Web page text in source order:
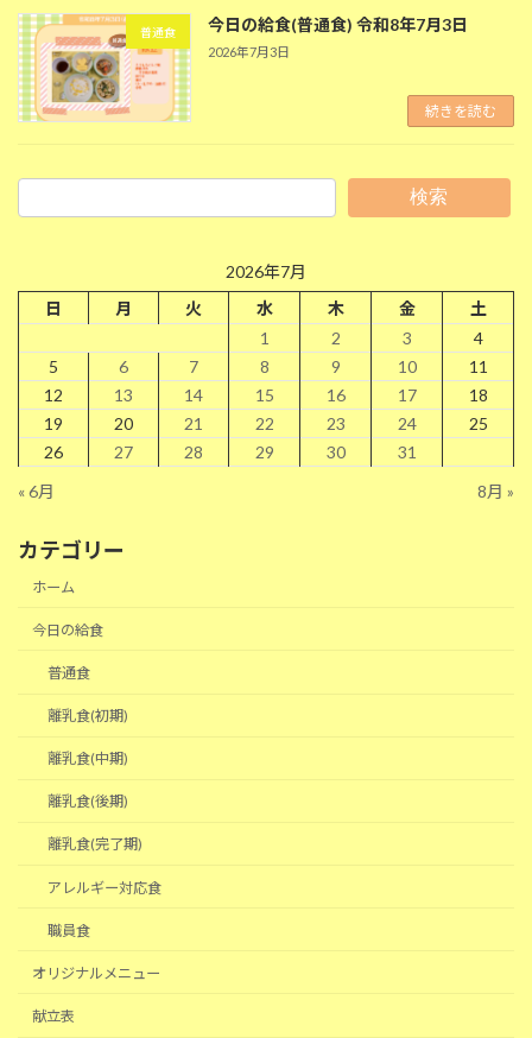
普通食 今日の給食(普通食) 令和8年7月3日
2026年7月3日
続きを読む
検索
2026年7月
日
月 火 水 木 金
土
1
2 3
4
5
6 7 8 9 10
11
12
13 14 15 16 17
18
19
20 21 22 23 24
25
26
27 28 29 30
31
« 6月
8月 »
カテゴリー
ホーム
今日の給食
普通食
離乳食(初期)
離乳食(中期)
離乳食(後期)
離乳食(完了期)
アレルギー対応食
職員食
オリジナルメニュー
献立表